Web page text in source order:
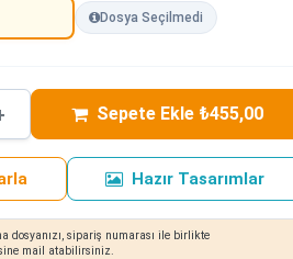
Dosya Seçilmedi
Sepete Ekle ₺455,00
Hazır Tasarımlar
dosyanızı, sipariş numarası ile birlikte
mail atabilirsiniz.